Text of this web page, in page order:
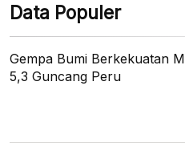
Data Populer
Gempa Bumi Berkekuatan M
5,3 Guncang Peru